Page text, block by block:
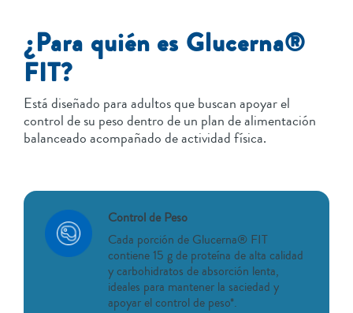
¿Para quién es Glucerna®
FIT?
Está diseñado para adultos que buscan apoyar el
control de su peso dentro de un plan de alimentación
balanceado acompañado de actividad física.
Control de Peso
Cada porción de Glucerna® FIT
contiene 15 g de proteína de alta calidad
y carbohidratos de absorción lenta,
ideales para mantener la saciedad y
apoyar el control de peso*.